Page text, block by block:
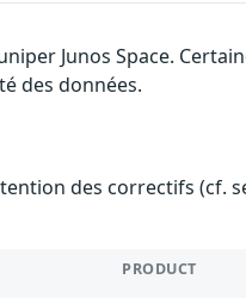
Junos Space.
des données.
des correctifs (cf.
PRODUCT